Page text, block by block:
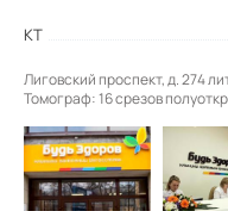
КТ
Лиговский проспект, д. 274
Томограф: 16 срезов